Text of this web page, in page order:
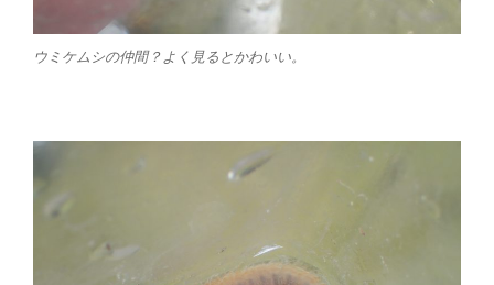
ウミケムシの仲間？よく見るとかわいい。